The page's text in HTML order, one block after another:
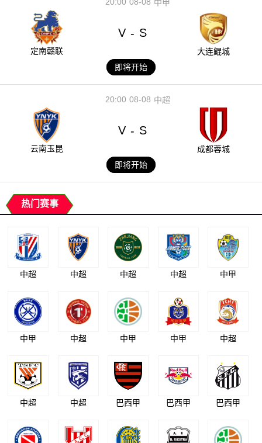
中甲
定南赣联
V - S
大连鲲城
即将开始
08-08
20:00 中超
云南玉昆
V - S
成都蓉城
即将开始
热门赛事
中超 中超 中超 中超 中甲
中甲 中超 中甲 中甲 中超
中超 中超 巴西甲 巴西甲 巴西甲